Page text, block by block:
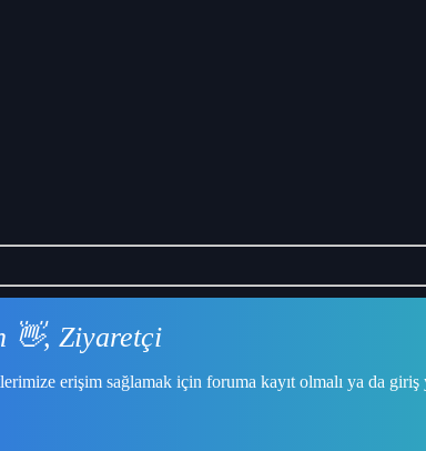
👋, Ziyaretçi
erişim sağlamak için foruma kayıt olmalı ya da giriş